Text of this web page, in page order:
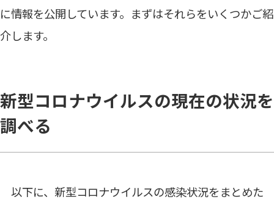
に情報を公開しています。まずはそれらをいくつかご紹
介します。
新型コロナウイルスの現在の状況を
調べる
以下に、新型コロナウイルスの感染状況をまとめた